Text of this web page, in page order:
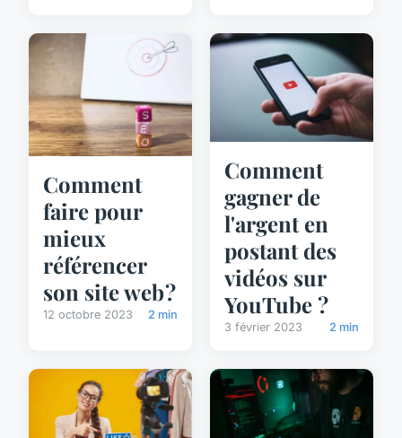
Comment
faire pour
mieux
référencer
son site web ?
12 octobre 2023 2 min
Comment
gagner de
l'argent en
postant des
vidéos sur
YouTube ?
3 février 2023 2 min